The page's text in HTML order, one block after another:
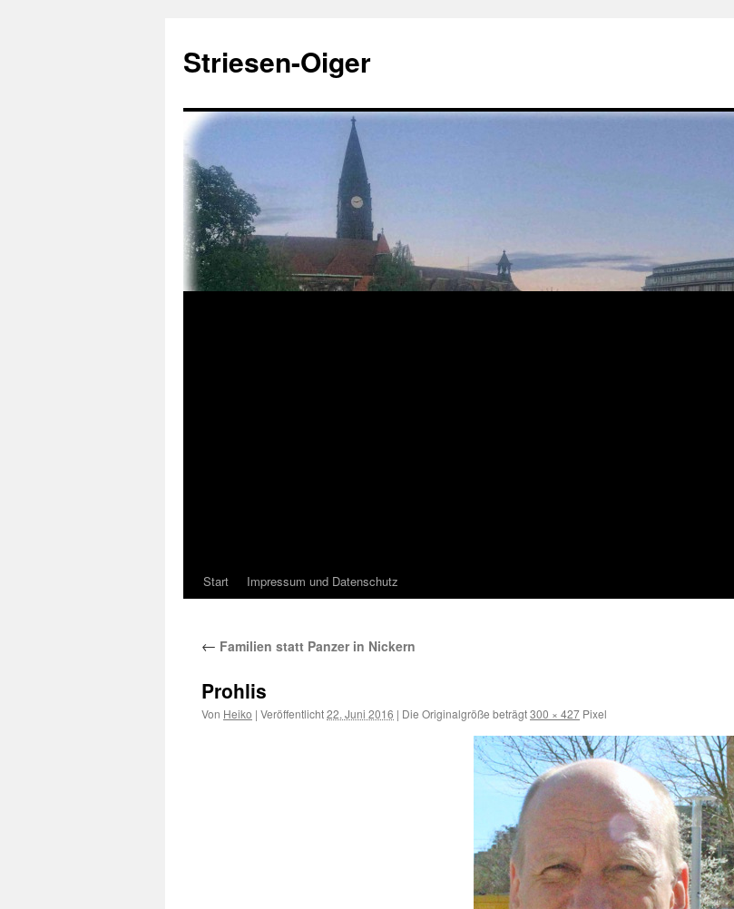
springen
Striesen-Oiger
Start Impressum und Datenschutz
← Familien statt Panzer in Nickern
Prohlis
Von Heiko | Veröffentlicht22. Juni 2016 | Die Originalgröße beträgt300 × 427 Pixel